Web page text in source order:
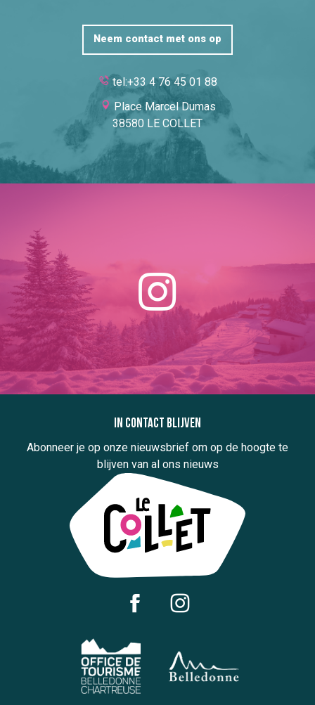
Neem contact met ons op
tel:+33 4 76 45 01 88
Place Marcel Dumas
38580 LE COLLET
In contact blijven
Abonneer je op onze nieuwsbrief om op de hoogte te
blijven van al ons nieuws